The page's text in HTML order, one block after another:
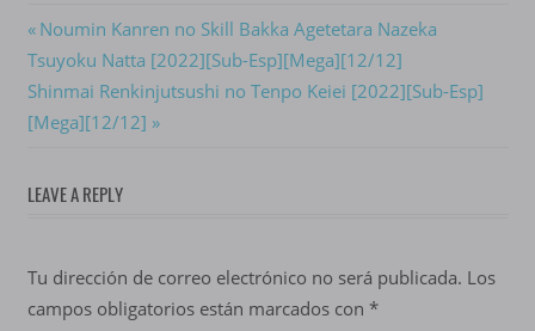
Navegación
de
entradas
Previous
Post:
Noumin Kanren no Skill Bakka Agetetara Nazeka
Tsuyoku Natta [2022][Sub-Esp][Mega][12/12]
Next
Post:
Shinmai Renkinjutsushi no Tenpo Keiei [2022][Sub-Esp]
[Mega][12/12]
LEAVE A REPLY
Tu dirección de correo electrónico no será publicada. Los
campos obligatorios están marcados con *